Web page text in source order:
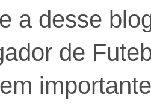
a desse
de